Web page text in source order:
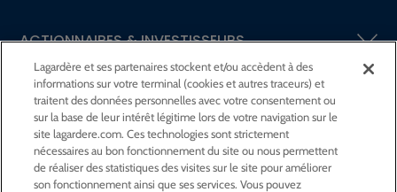
ACTIONNAIRES &INVESTISSEURS
LA RSECHEZ LAGARDÈRE
LA FONDATIONJEAN‑LUC LAGARDÈRE
Lagardère et ses partenaires stockent et/ou accèdent à des
informations sur votre terminal (cookies et autres traceurs) et
traitent des données personnelles avec votre consentement ou
sur la base de leur intérêt légitime lors de votre navigation sur le
site lagardere.com. Ces technologies sont strictement
nécessaires au bon fonctionnement du site ou nous permettent
de réaliser des statistiques des visites sur le site pour améliorer
son fonctionnement ainsi que ses services. Vous pouvez